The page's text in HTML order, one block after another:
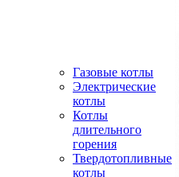
Газовые котлы
Электрические
котлы
Котлы
длительного
горения
Твердотопливные
котлы